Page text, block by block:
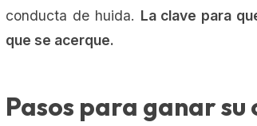
conducta de huida. La clave para
que se acerque.
Pasos para ganar su